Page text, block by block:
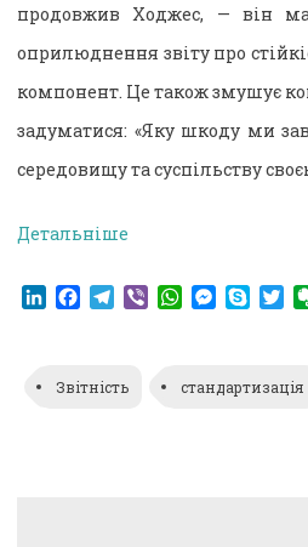
продовжив Ходжес, — він
оприлюднення звіту про
компонент. Це також змушує
задуматися: «Яку шкоду ми
середовищу та суспільству
Детальніше
LinkedIn
Facebook
Telegram
ViberWhatsApp
Звітність стандартизація